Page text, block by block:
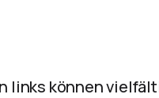
links können